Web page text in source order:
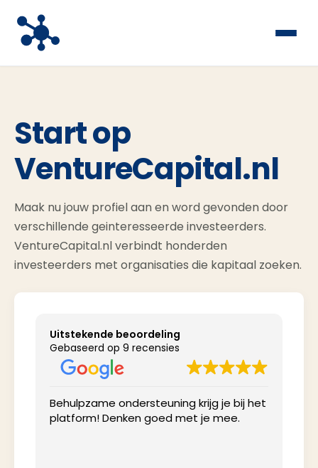
Start op
VentureCapital.nl
Maak nu jouw profiel aan en word gevonden door
verschillende geinteresseerde investeerders.
VentureCapital.nl verbindt honderden
investeerders met organisaties die kapitaal zoeken.
Uitstekende beoordeling
Gebaseerd op 9 recensies
Behulpzame ondersteuning krijg je bij het
platform! Denken goed met je mee.